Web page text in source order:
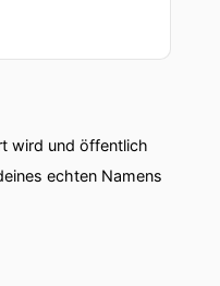
wird und öffentlich
echten Namens